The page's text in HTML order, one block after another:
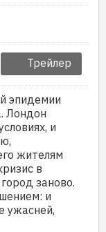
Трейлер
эпидемии
Лондон
и
жителям
в
заново.
и
ужасней,